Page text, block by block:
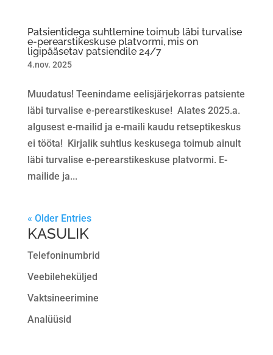
Patsientidega suhtlemine toimub läbi turvalise
e-perearstikeskuse platvormi, mis on
ligipääsetav patsiendile 24/7
4.nov. 2025
Muudatus! Teenindame eelisjärjekorras patsiente
läbi turvalise e-perearstikeskuse! Alates 2025.a.
algusest e-mailid ja e-maili kaudu retseptikeskus
ei tööta! Kirjalik suhtlus keskusega toimub ainult
läbi turvalise e-perearstikeskuse platvormi. E-
mailide ja...
« Older Entries
KASULIK
Telefoninumbrid
Veebileheküljed
Vaktsineerimine
Analüüsid